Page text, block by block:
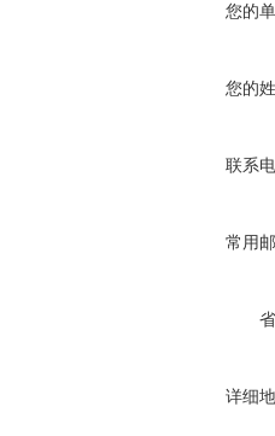
您的
您的
联系
常用
详细